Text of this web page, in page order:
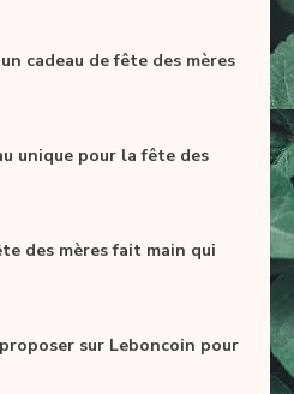
cadeau de fête des mères
unique pour la fête des
des mères fait main qui
sur Leboncoin pour